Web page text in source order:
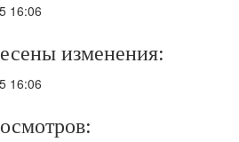
16:06
изменения:
16:06